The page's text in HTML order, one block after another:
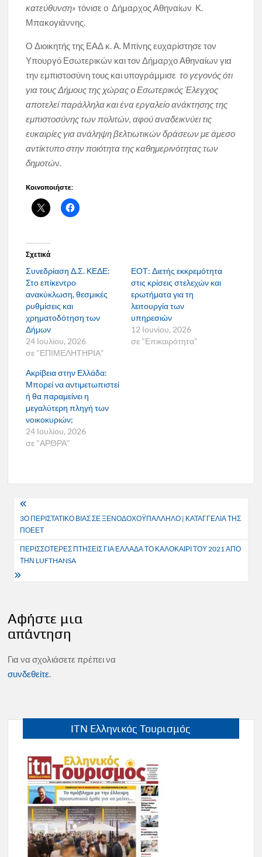
κατεύθυνση» τόνισε ο Δήμαρχος Αθηναίων Κ.
Μπακογιάννης.
Ο Διοικητής της ΕΑΔ κ. Α. Μπίνης ευχαρίστησε τον
Υπουργό Εσωτερικών και τον Δήμαρχο Αθηναίων για
την εμπιστοσύνη τους και υπογράμμισε το γεγονός ότι
για τους Δήμους της χώρας ο Εσωτερικός Έλεγχος
αποτελεί παράλληλα και ένα εργαλείο ανάκτησης της
εμπιστοσύνης των πολιτών, αφού αναδεικνύει τις
ευκαιρίες για ανάληψη βελτιωτικών δράσεων με άμεσο
αντίκτυπο στην ποιότητα της καθημερινότητας των
δημοτών.
Κοινοποιήστε:
Σχετικά
Συνεδρίαση Δ.Σ. ΚΕΔΕ:
Στο επίκεντρο
ανακύκλωση, θεσμικές
ρυθμίσεις και
χρηματοδότηση των
Δήμων
24 Ιουλίου, 2026
σε "ΕΠΙΜΕΛΗΤΗΡΙΑ"
ΕΟΤ: Διετής εκκρεμότητα
στις κρίσεις στελεχών και
ερωτήματα για τη
λειτουργία των
υπηρεσιών
12 Ιουνίου, 2026
σε "Επικαιρότητα"
Ακρίβεια στην Ελλάδα:
Μπορεί να αντιμετωπιστεί
ή θα παραμείνει η
μεγαλύτερη πληγή των
νοικοκυριών;
24 Ιουλίου, 2026
σε "ΑΡΘΡΑ"
Πλοήγηση
άρθρων
3Ο ΠΕΡΙΣΤΑΤΙΚΟ ΒΙΑΣ ΣΕ ΞΕΝΟΔΟΧΟΫΠΑΛΛΗΛΟ | ΚΑΤΑΓΓΕΛΙΑ ΤΗΣ
ΠΟΕΕΤ
ΠΕΡΙΣΣΟΤΕΡΕΣ ΠΤΗΣΕΙΣ ΓΙΑ ΕΛΛΑΔΑ ΤΟ ΚΑΛΟΚΑΙΡΙ ΤΟΥ 2021 ΑΠΟ
ΤΗΝ LUFTHANSA
Αφήστε μια
απάντηση
Για να σχολιάσετε πρέπει να
συνδεθείτε.
ITN Ελληνικός Τουρισμός